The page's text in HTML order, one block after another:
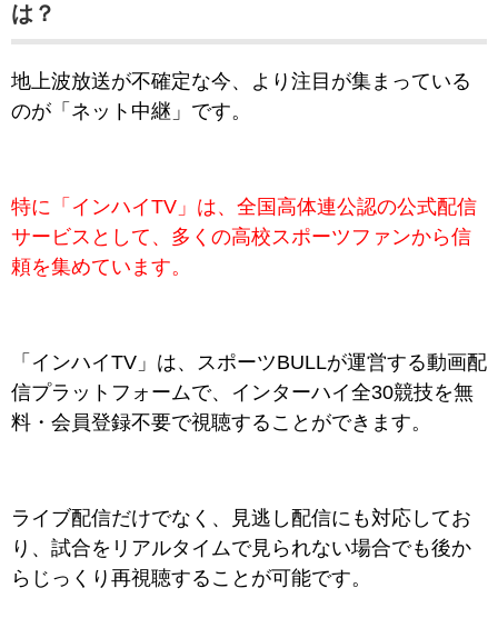
は？
地上波放送が不確定な今、より注目が集まっている
のが「ネット中継」です。
特に「インハイTV」は、全国高体連公認の公式配信
サービスとして、多くの高校スポーツファンから信
頼を集めています。
「インハイTV」は、スポーツBULLが運営する動画配
信プラットフォームで、インターハイ全30競技を無
料・会員登録不要で視聴することができます。
ライブ配信だけでなく、見逃し配信にも対応してお
り、試合をリアルタイムで見られない場合でも後か
らじっくり再視聴することが可能です。